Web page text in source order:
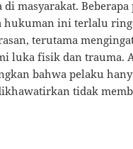
masyarakat. Beberapa
hukuman ini terlalu
terutama
luka fisik dan trauma.
bahwa pelaku
tidak